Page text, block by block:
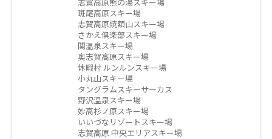
斑尾高原スキー場
志賀高原焼額山スキー場
さかえ倶楽部スキー場
関温泉スキー場
奥志賀高原スキー場
休暇村 ルンルンスキー場
小丸山スキー場
タングラムスキーサーカス
野沢温泉スキー場
妙高杉ノ原スキー場
いいづなリゾートスキー場
志賀高原 中央エリアスキー場